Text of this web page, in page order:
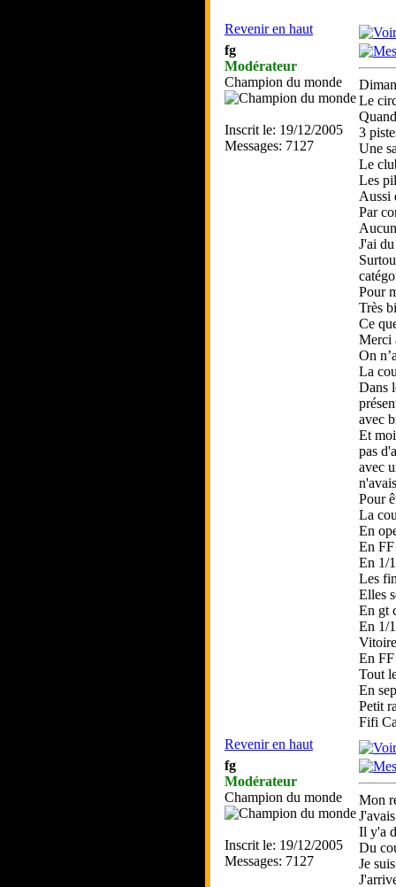
Revenir en haut
fg
Modérateur
Champion du monde
Inscrit le: 19/12/2005
Messages: 7127
Le
3
Une
Le
Les
Aussi
Par
J'ai
Pour
Très
Ce
Merci
On
La
Dans
avec
Et
pas
avec
Pour
La
En
En
En 1/
Les
Elles
En gt
En 1/
En
Tout
En
Petit
Fifi
Revenir en haut
fg
Modérateur
Champion du monde
Inscrit le: 19/12/2005
Messages: 7127
Mon
Il y'a
Du
Je